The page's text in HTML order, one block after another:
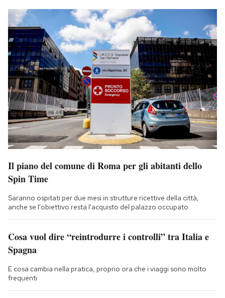
Il piano del comune di Roma per gli abitanti dello
Spin Time
Saranno ospitati per due mesi in strutture ricettive della città,
anche se l'obiettivo resta l'acquisto del palazzo occupato
Cosa vuol dire “reintrodurre i controlli” tra Italia e
Spagna
E cosa cambia nella pratica, proprio ora che i viaggi sono molto
frequenti